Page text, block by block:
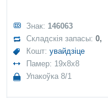
Знак: 146063
Складскія запасы:0,
Кошт:увайдзіце
Памер: 19x8x8
Упакоўка 8/1